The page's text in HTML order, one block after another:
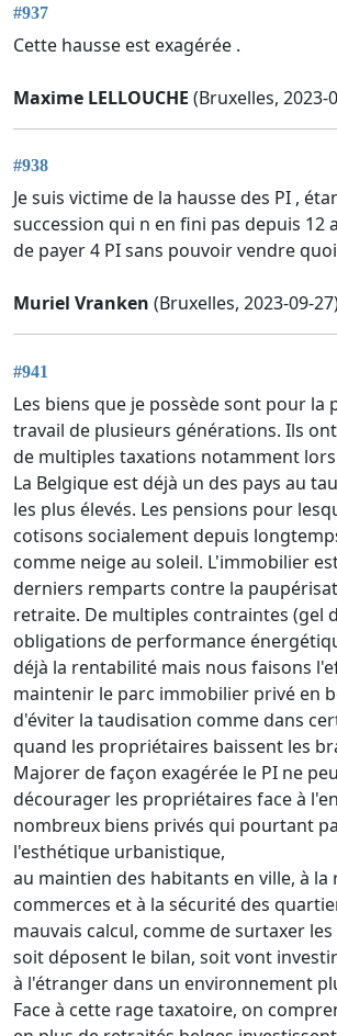
#937
Cette hausse est exagérée .
Maxime LELLOUCHE (Bruxelles, 2023-
#938
Je suis victime de la hausse des PI ,
succession qui n en fini pas depuis 12
de payer 4 PI sans pouvoir vendre
Muriel Vranken (Bruxelles, 2023-09-
#941
Les biens que je possède sont pour
travail de plusieurs générations. Ils
de multiples taxations notamment lors
La Belgique est déjà un des pays au
les plus élevés. Les pensions pour
cotisons socialement depuis
comme neige au soleil. L'immobilier
derniers remparts contre la
retraite. De multiples contraintes (gel
obligations de performance
déjà la rentabilité mais nous faisons
maintenir le parc immobilier privé en
d'éviter la taudisation comme dans
quand les propriétaires baissent les
Majorer de façon exagérée le PI ne
décourager les propriétaires face à
nombreux biens privés qui pourtant
l'esthétique urbanistique,
au maintien des habitants en ville, à
commerces et à la sécurité des
mauvais calcul, comme de surtaxer
soit déposent le bilan, soit vont
à l'étranger dans un environnement
Face à cette rage taxatoire, on